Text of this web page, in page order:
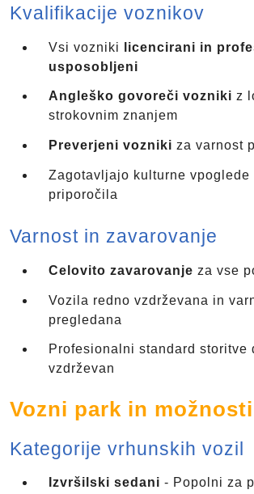
Kvalifikacije voznikov
Vsi vozniki
licencirani in
usposobljeni
Angleško govoreči vozniki z
strokovnim znanjem
Preverjeni vozniki za varnost
Zagotavljajo kulturne vpoglede
priporočila
Varnost in zavarovanje
Celovito zavarovanje za vse
Vozila redno vzdrževana in
pregledana
Profesionalni standard storitve
vzdrževan
Vozni park in možnosti
Kategorije vrhunskih vozil
Izvršilski sedani - Popolni za